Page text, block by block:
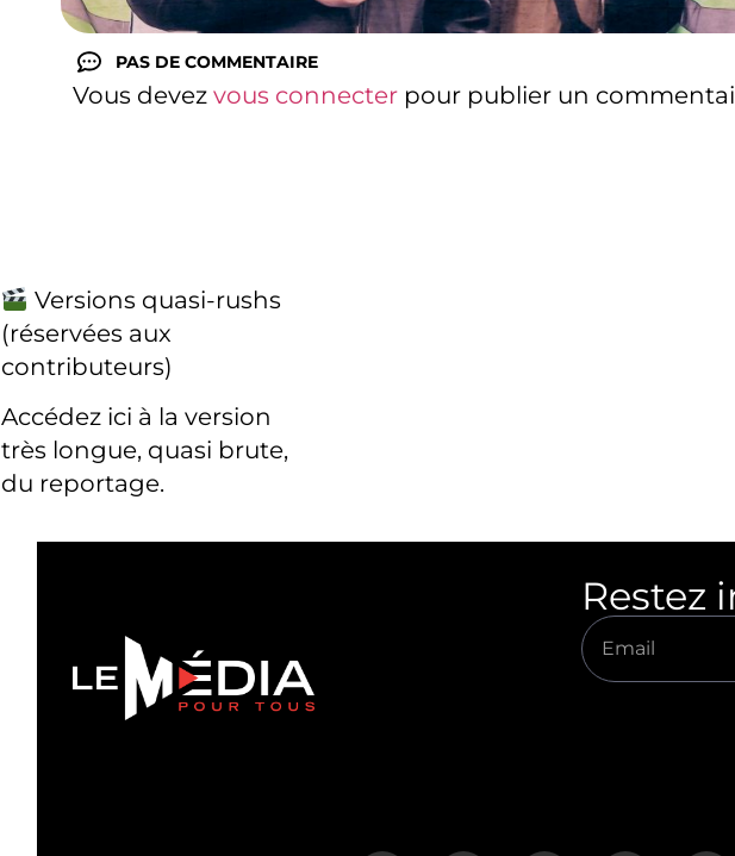
PAS DE COMMENTAIRE
Vous devez vous connecter pour publier un
Versions quasi-rushs
(réservées aux
contributeurs)
Accédez ici à la version
très longue, quasi brute,
du reportage.
Restez